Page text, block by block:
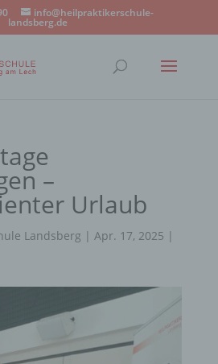
info@heilpraktikerschule-
landsberg.de
–
Urlaub
Landsberg | Apr. 17, 2025 |